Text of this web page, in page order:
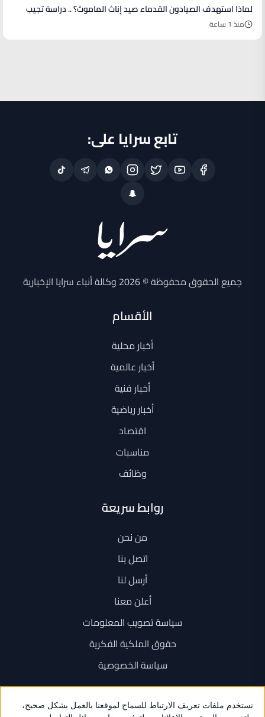
لماذا استهدف الصيادون القدماء صيد إناث الماموث؟ .. دراسة تجيب
منذ 1 ساعة
تابع سرايا على:
جميع الحقوق محفوظة © 2026 وكالة أنباء سرايا الإخبارية
الأقسام
أخبار محلية
أخبار عالمية
أخبار فنية
أخبار رياضية
اقتصاد
مناسبات
وظائف
روابط سريعة
من نحن
اتصل بنا
أرسل لنا
أعلن معنا
سياسة تصويب المعلومات
حقوق الملكية الفكرية
سياسة الخصوصية
اتصل بنا